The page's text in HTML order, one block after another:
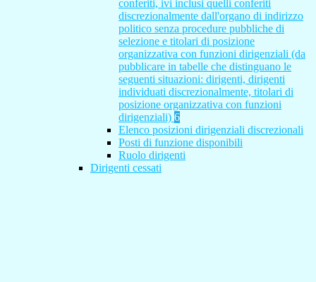
conferiti, ivi inclusi quelli conferiti
discrezionalmente dall'organo di indirizzo
politico senza procedure pubbliche di
selezione e titolari di posizione
organizzativa con funzioni dirigenziali (da
pubblicare in tabelle che distinguano le
seguenti situazioni: dirigenti, dirigenti
individuati discrezionalmente, titolari di
posizione organizzativa con funzioni
dirigenziali) 6
Elenco posizioni dirigenziali discrezionali
Posti di funzione disponibili
Ruolo dirigenti
Dirigenti cessati